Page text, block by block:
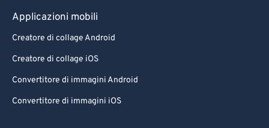
Applicazioni mobili
Creatore di collage Android
Creatore di collage iOS
Convertitore di immagini Android
Convertitore di immagini iOS